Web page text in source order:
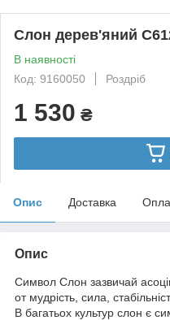
Слон дерев'яний
В наявності
Код: 9160050
Роздріб
1 530 ₴
Опис Доставка
Опис
Символ Слон зазвичай
от мудрість, сила,
В багатьох культур слон є